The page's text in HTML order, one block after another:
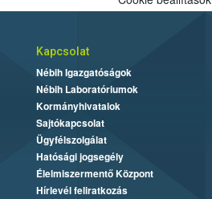
Kapcsolat
Nébih Igazgatóságok
Nébih Laboratóriumok
Kormányhivatalok
Sajtókapcsolat
Ügyfélszolgálat
Hatósági jogsegély
Élelmiszermentő Központ
Hírlevél feliratkozás